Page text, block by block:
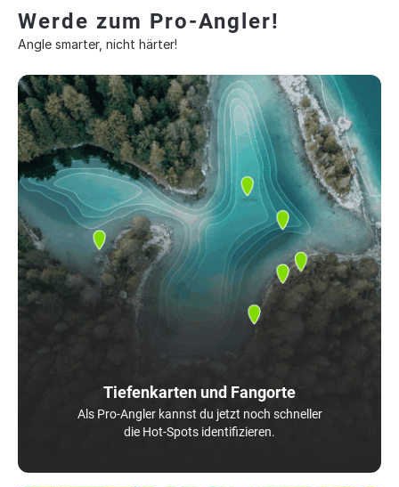
Werde zum Pro-Angler!
Angle smarter, nicht härter!
Tiefenkarten und Fangorte
Als Pro-Angler kannst du jetzt noch schneller
die Hot-Spots identifizieren.